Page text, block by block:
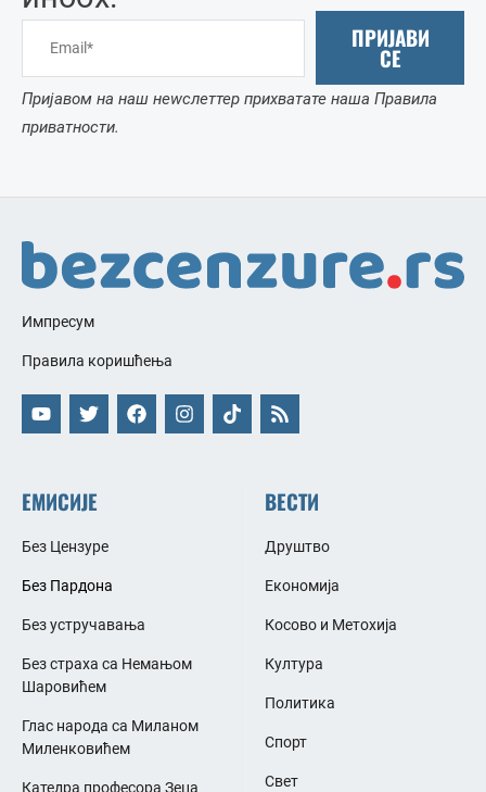
ПРИЈАВИ
СЕ
Пријавом на наш неwслеттер прихватате наша Правила
приватности.
Импресум
Правила коришћења
ЕМИСИЈЕ
Без Цензуре
Без Пардона
Без устручавања
Без страха са Немањом
Шаровићем
Глас народа са Миланом
Миленковићем
Катедра професора Зеца
ВЕСТИ
Друштво
Економија
Косово и Метохија
Култура
Политика
Спорт
Свет